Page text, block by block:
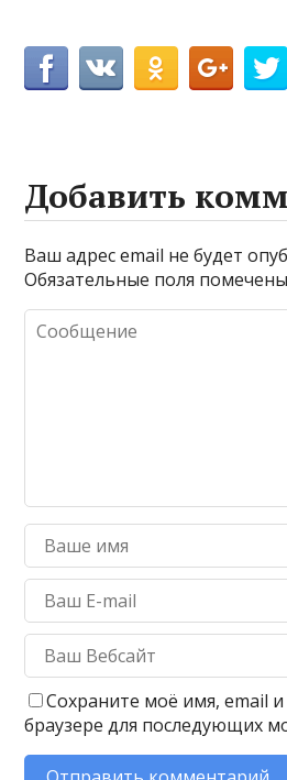
Добавить
Ваш адрес email не будет
Обязательные поля
Сохраните моё имя, email и
браузере для последующих